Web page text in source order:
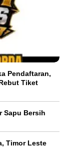
Pendaftaran,
Tiket
Sapu Bersih
Timor Leste